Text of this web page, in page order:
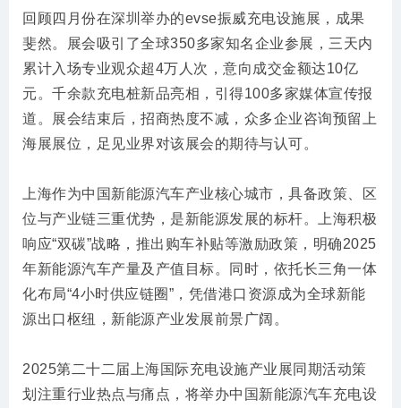
回顾四月份在深圳举办的evse振威充电设施展，成果
斐然。展会吸引了全球350多家知名企业参展，三天内
累计入场专业观众超4万人次，意向成交金额达10亿
元。千余款充电桩新品亮相，引得100多家媒体宣传报
道。展会结束后，招商热度不减，众多企业咨询预留上
海展展位，足见业界对该展会的期待与认可。
上海作为中国新能源汽车产业核心城市，具备政策、区
位与产业链三重优势，是新能源发展的标杆。上海积极
响应“双碳”战略，推出购车补贴等激励政策，明确2025
年新能源汽车产量及产值目标。同时，依托长三角一体
化布局“4小时供应链圈”，凭借港口资源成为全球新能
源出口枢纽，新能源产业发展前景广阔。
2025第二十二届上海国际充电设施产业展同期活动策
划注重行业热点与痛点，将举办中国新能源汽车充电设